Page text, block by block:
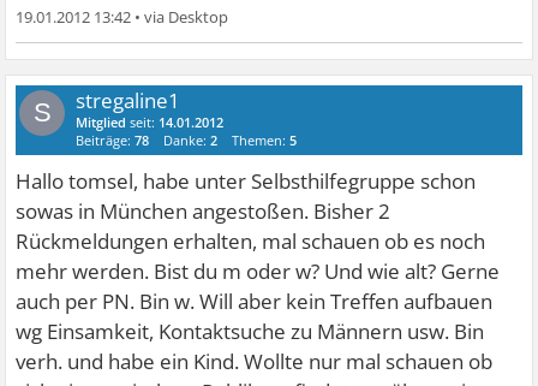
19.01.2012 13:42 •
S stregaline1
Mitglied seit: 14.01.2012
Beiträge:78 Danke:2 Themen:5
Hallo tomsel, habe unter Selbsthilfegruppe schon
sowas in München angestoßen. Bisher 2
Rückmeldungen erhalten, mal schauen ob es noch
mehr werden. Bist du m oder w? Und wie alt? Gerne
auch per PN. Bin w. Will aber kein Treffen aufbauen
wg Einsamkeit, Kontaktsuche zu Männern usw. Bin
verh. und habe ein Kind. Wollte nur mal schauen ob